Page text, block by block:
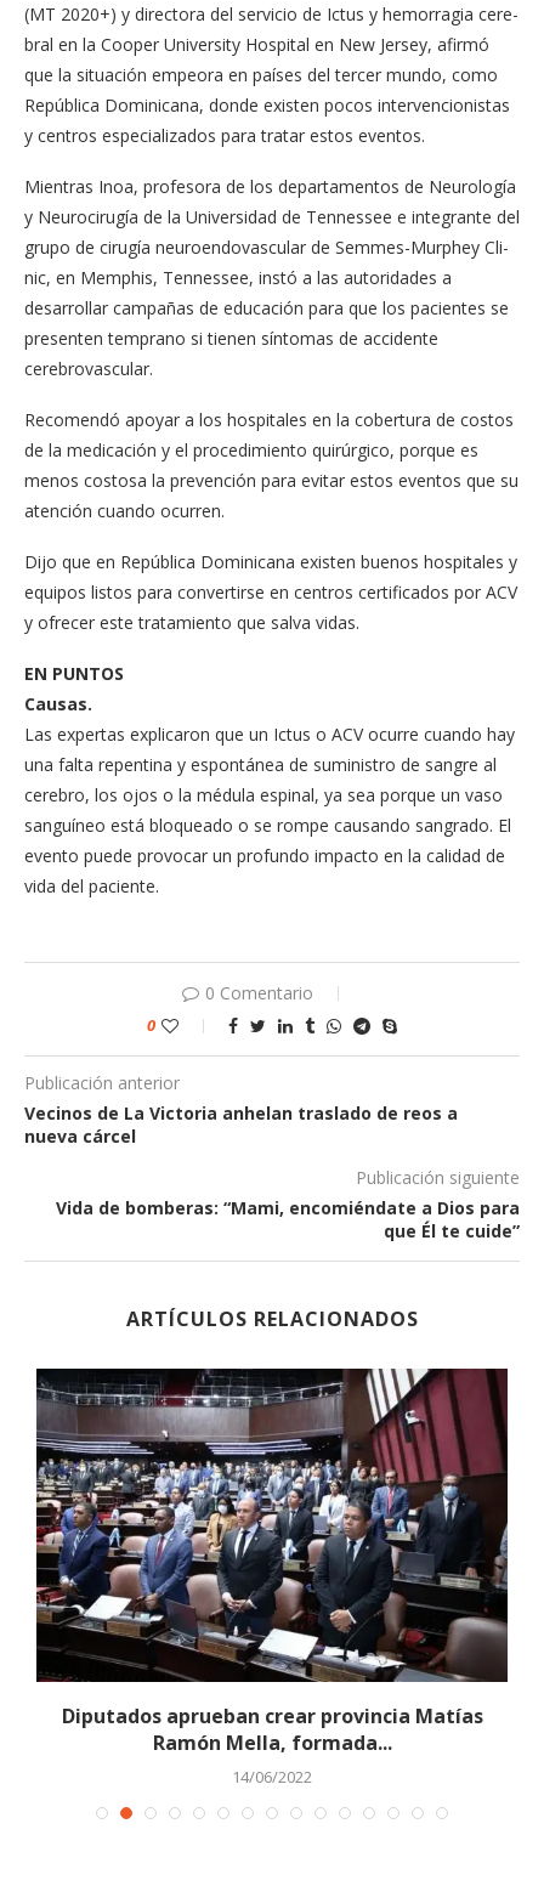
(MT 2020+) y directora del servicio de Ictus y hemorragia cere­
bral en la Cooper Univer­sity Hospital en New Jer­sey, afirmó
que la situación empeora en países del ter­cer mundo, como
Repúbli­ca Dominicana, donde exis­ten pocos intervencionistas
y centros especializados pa­ra tratar estos eventos.
Mientras Inoa, profesora de los departamentos de Neu­rología
y Neurocirugía de la Universidad de Tennessee e integrante del
grupo de ci­rugía neuroendovascular de Semmes-Murphey Cli­
nic, en Memphis, Tennes­see, instó a las autoridades a
desarrollar campañas de educación para que los pa­cientes se
presenten tem­prano si tienen síntomas de accidente
cerebrovascular.
Recomendó apoyar a los hospitales en la cobertura de costos
de la medicación y el procedimiento quirúrgi­co, porque es
menos costo­sa la prevención para evitar estos eventos que su
aten­ción cuando ocurren.
Dijo que en República Do­minicana existen buenos hospitales y
equipos listos para convertirse en centros certificados por ACV
y ofre­cer este tratamiento que sal­va vidas.
EN PUNTOS
Causas.
Las expertas explicaron que un Ictus o ACV ocurre cuando hay
una falta repentina y espontánea de suministro de sangre al
cerebro, los ojos o la médula espinal, ya sea porque un vaso
sanguíneo está bloqueado o se rompe causando sangrado. El
evento puede provocar un profundo impacto en la calidad de
vida del paciente.
0 Comentario
0
Publicación anterior
Vecinos de La Victoria anhelan traslado de reos a
nueva cárcel
Publicación siguiente
Vida de bomberas: “Mami, encomiéndate a Dios para
que Él te cuide”
ARTÍCULOS RELACIONADOS
Diputados aprueban crear provincia Matías
Ramón Mella, formada...
14/06/2022